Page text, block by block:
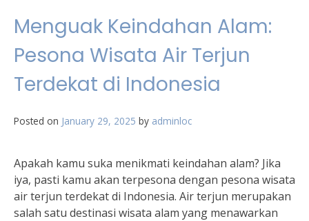
Menguak Keindahan Alam:
Pesona Wisata Air Terjun
Terdekat di Indonesia
Posted on January 29, 2025 by adminloc
Apakah kamu suka menikmati keindahan alam? Jika
iya, pasti kamu akan terpesona dengan pesona wisata
air terjun terdekat di Indonesia. Air terjun merupakan
salah satu destinasi wisata alam yang menawarkan